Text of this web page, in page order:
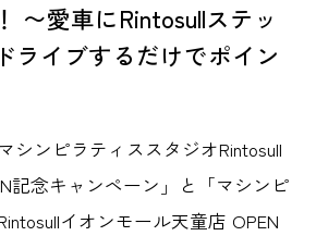
〜愛車にRintosullステッ
ライブするだけでポイン
シンピラティススタジオRintosull
記念キャンペーン」と「マシンピ
イオンモール天童店 OPEN